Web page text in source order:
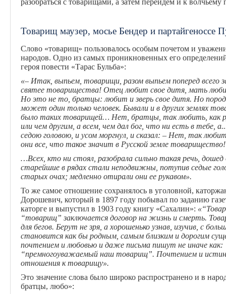
разобраться с товарищами, а затем перейдем и к волчьему
Товарищ маузер, мосье Бендер и партайгеноссе
Слово «товарищ» пользовалось особым почетом и
народов. Одно из самых проникновенных его
героя повести «Тарас Бульба»:
«– Итак, выпьем, товарищи, разом выпьем поперед всего
святее товарищества! Отец любит свое дитя, мать
Но это не то, братцы: любит и зверь свое дитя. Но
может один только человек. Бывали и в других землях
было таких товарищей… Нет, братцы, так любить, как
или чем другим, а всем, чем дал бог, что ни есть в тебе,
седою головою, и усом моргнул, и сказал: – Нет, так
они все, что такое значит в Русской земле товарищество!
…Всех, кто ни стоял, разобрала сильно такая речь,
старейшие в рядах стали неподвижны, потупив седые
старых очах; медленно отирали они ее рукавом».
То же самое отношение сохранялось в уголовной,
Дорошевич, который в 1897 году побывал по заданию
каторге и выпустил в 1903 году книгу «Сахалин»:
“товарищ” заключается договор на жизнь и смерть.
для бегов. Берут не зря, а хорошенько узнав, изучив, с
становится как бы родным, самым близким и дорогим
почтением и любовью и даже письма пишут не иначе
“премногоуважаемый наш товарищ”. Почтением и
отношения к товарищу».
Это значение слова было широко распространено и в
братцы, любо»: